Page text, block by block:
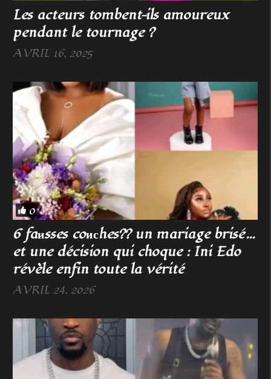
Les acteurs tombent-ils amoureux
pendant le tournage ?
AVRIL 16, 2025
0
6 faиsses coисhes?? un mariage brisé…
et une décision qui choque : Ini Edo
révèle enfin toute la vérité
AVRIL 24, 2026